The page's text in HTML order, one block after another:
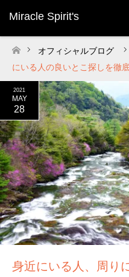
Miracle Spirit's
ホーム
オフィシャルブログ
にいる人の良いとこ探しを徹
2021
MAY
28
身近にいる人、周り